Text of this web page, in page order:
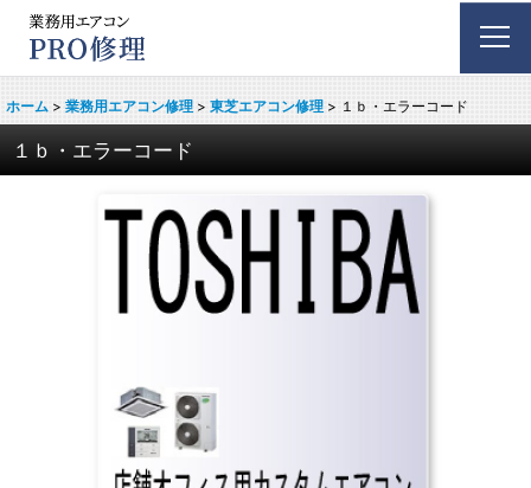
ホーム > 業務用エアコン修理 > 東芝エアコン修理 > １ｂ・エラーコード
１ｂ・エラーコード